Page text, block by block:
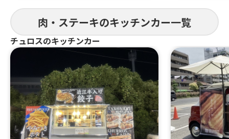
すじ煮込み、河内鴨串焼き、はらみ
重、はらみステーキ串イベント、トロ
牛タン串、なにわ黒牛ステーキ丼、な
にわ黒牛ステーキ串、大阪梅ポーク肉
巻きおにぎり、ハラミ重(ランチ)900、
熟成ハラミ串ランチ、塩タン串ランチ、
焼肉丼、大阪美人カステラ15個、大阪
美人カステラ25個、大阪美人カステラ4
0個、チュロス、りんご飴、大阪産梅ポ
ーク焼きそば、カステラいちごパフ
ェ、焼き鳥、いちご飴、ビール、冷や
しパイン、なにわ黒牛の極上焼きそ
ば、フランクフルト、カキ氷、仙台牛
レープ、タレ
ツ丼、イタリ
ほか色々、
ーストビーフ
肉・ステーキのキッチンカー一覧
チュロスのキッチンカー